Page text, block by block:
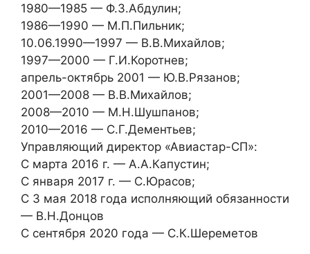
1980—1985 — Ф.З.Абдулин;
1986—1990 — М.П.Пильник;
10.06.1990—1997 — В.В.Михайлов;
1997—2000 — Г.И.Коротнев;
апрель-октябрь 2001 — Ю.В.Рязанов;
2001—2008 — В.В.Михайлов;
2008—2010 — М.Н.Шушпанов;
2010—2016 — С.Г.Дементьев;
Управляющий директор «Авиастар-СП»:
С марта 2016 г. — А.А.Капустин;
С января 2017 г. — С.Юрасов;
С 3 мая 2018 года исполняющий обязанности
— В.Н.Донцов
С сентября 2020 года — С.К.Шереметов